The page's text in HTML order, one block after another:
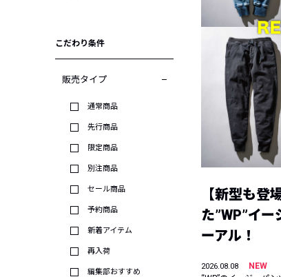
こだわり条件
販売タイプ
通常商品
先行商品
限定商品
別注商品
セール商品
予約商品
新着アイテム
再入荷
編集部おすすめ
【新型も登
た”WP”イ
ーアル！
2026.08.08
NEW